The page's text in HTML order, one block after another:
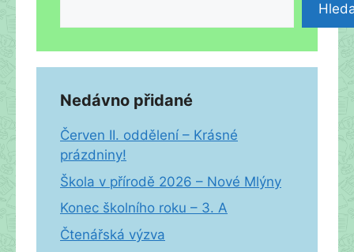
Nedávno přidané
Červen II. oddělení – Krásné
prázdniny!
Škola v přírodě 2026 – Nové Mlýny
Konec školního roku – 3. A
Čtenářská výzva